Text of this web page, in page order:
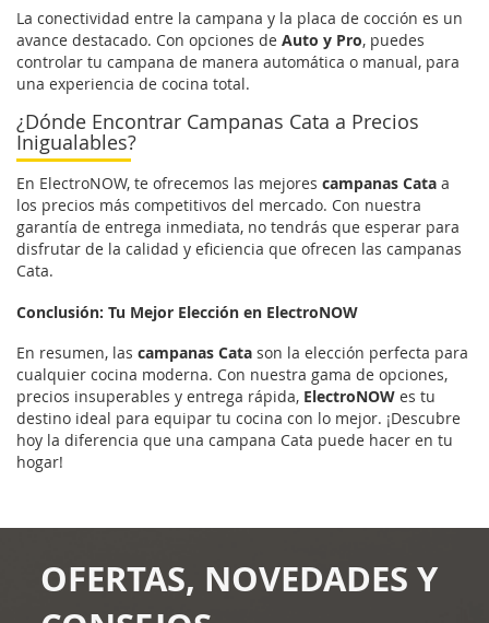
La conectividad entre la campana y la placa de cocción es un
avance destacado. Con opciones de Auto y Pro, puedes
controlar tu campana de manera automática o manual, para
una experiencia de cocina total.
¿Dónde Encontrar Campanas Cata a Precios
Inigualables?
En ElectroNOW, te ofrecemos las mejores campanas Cata a
los precios más competitivos del mercado. Con nuestra
garantía de entrega inmediata, no tendrás que esperar para
disfrutar de la calidad y eficiencia que ofrecen las campanas
Cata.
Conclusión: Tu Mejor Elección en ElectroNOW
En resumen, las campanas Cata son la elección perfecta para
cualquier cocina moderna. Con nuestra gama de opciones,
precios insuperables y entrega rápida, ElectroNOW es tu
destino ideal para equipar tu cocina con lo mejor. ¡Descubre
hoy la diferencia que una campana Cata puede hacer en tu
hogar!
OFERTAS, NOVEDADES Y